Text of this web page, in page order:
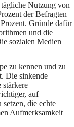
Nutzung von
der Befragten
Gründe dafür
und die
sozialen Medien
zu kennen und zu
Die sinkende
auf
die echte
Aufmerksamkeit